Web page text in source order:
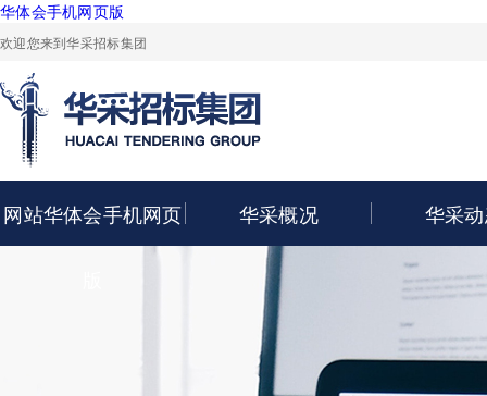
华体会手机网页版
欢迎您来到华采招标集团
网站华体会手机网页 华采概况 华采